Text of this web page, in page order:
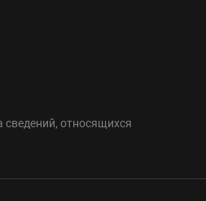
относящихся